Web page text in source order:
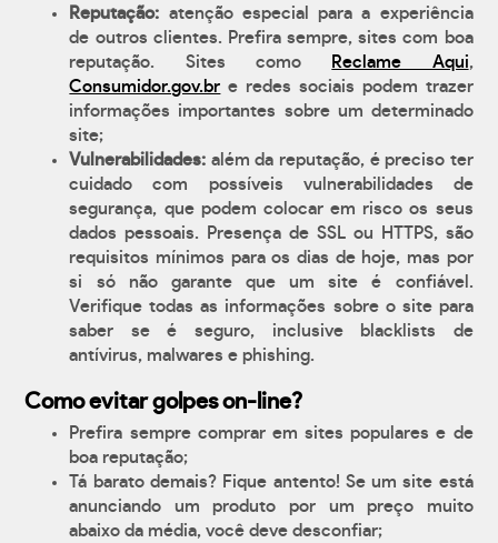
Reputação: atenção especial para a experiência
de outros clientes. Prefira sempre, sites com boa
reputação. Sites como
Reclame Aqui,
Consumidor.gov.br e redes sociais podem trazer
informações importantes sobre um determinado
site;
Vulnerabilidades: além da reputação, é preciso ter
cuidado com possíveis vulnerabilidades de
segurança, que podem colocar em risco os seus
dados pessoais. Presença de SSL ou HTTPS, são
requisitos mínimos para os dias de hoje, mas por
si só não garante que um site é confiável.
Verifique todas as informações sobre o site para
saber se é seguro, inclusive blacklists de
antívirus, malwares e phishing.
Como evitar golpes on-line?
Prefira sempre comprar em sites populares e de
boa reputação;
Tá barato demais? Fique antento! Se um site está
anunciando um produto por um preço muito
abaixo da média, você deve desconfiar;